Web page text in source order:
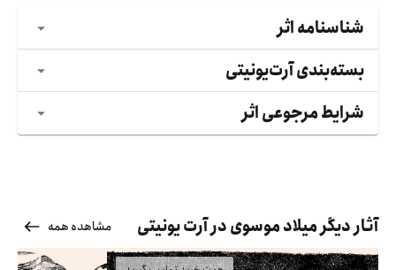
شناسنامه اثر
بسته‌بندی آرت‌یونیتی
شرایط مرجوعی اثر
آثار دیگر میلاد موسوی در آرت یونیتی مشاهده همه